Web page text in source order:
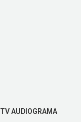
TV AUDIOGRAMA